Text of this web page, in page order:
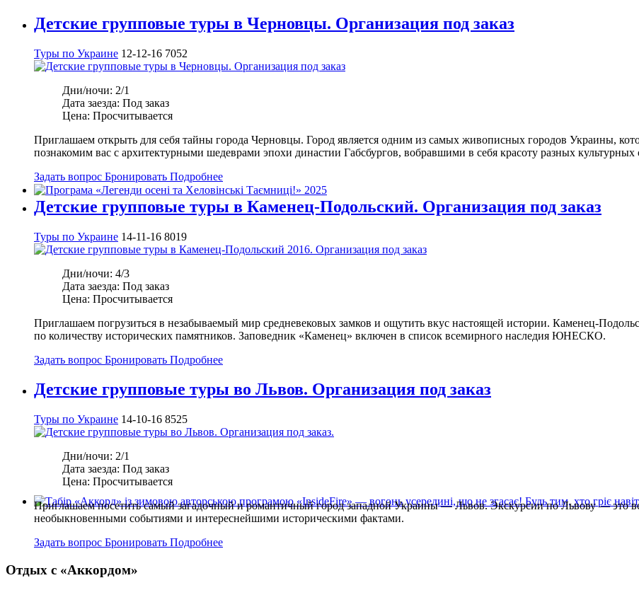
Детские групповые туры в Черновцы. Организация под заказ
Туры по Украине 12-12-16 7052
Дни/ночи: 2/1
Дата заезда: Под заказ
Цена: Просчитывается
Приглашаем открыть для себя тайны города Черновцы. Город является одним из самых живописных городов Украины,
познакомим вас с архитектурными шедеврами эпохи династии Габсбургов, вобравшими в себя красоту разных
Задать вопрос Бронировать Подробнее
Детские групповые туры в Каменец-Подольский. Организация под заказ
Туры по Украине 14-11-16 8019
Дни/ночи: 4/3
Дата заезда: Под заказ
Цена: Просчитывается
Приглашаем погрузиться в незабываемый мир средневековых замков и ощутить вкус настоящей истории. Каменец-
по количеству исторических памятников. Заповедник «Каменец» включен в список всемирного наследия ЮНЕСКО.
Задать вопрос Бронировать Подробнее
Детские групповые туры во Львов. Организация под заказ
Туры по Украине 14-10-16 8525
Дни/ночи: 2/1
Дата заезда: Под заказ
Цена: Просчитывается
Приглашаем посетить самый загадочный и романтичный город западной Украины — Львов. Экскурсии по Львову — это
необыкновенными событиями и интереснейшими историческими фактами.
Задать вопрос Бронировать Подробнее
Отдых с «Аккордом»